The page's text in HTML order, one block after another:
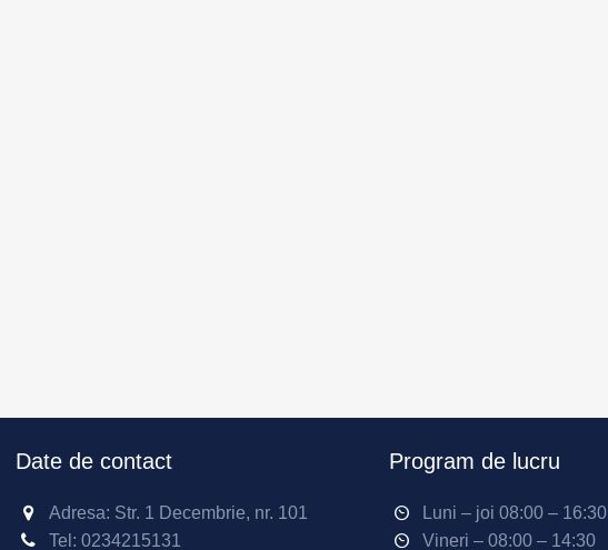
Date de contact
Adresa: Str. 1 Decembrie, nr. 101
Tel: 0234215131
Program de lucru
Luni – joi 08:00 – 16:30
Vineri – 08:00 – 14:30